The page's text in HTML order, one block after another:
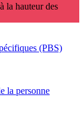
la hauteur des
(PBS)
la personne